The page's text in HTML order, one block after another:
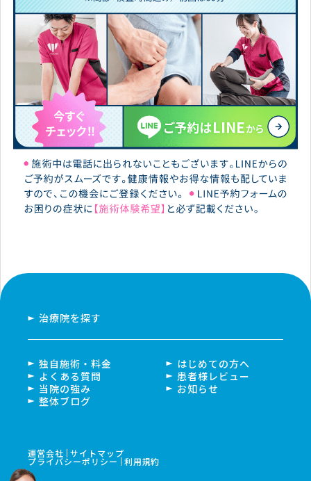
独自施術・料金
はじめての方へ
よくある質問
患者様レビュー
当院の強み
お知らせ
整体ブログ
治療院を探す
運営会社 サイトマップ
プライバシーポリシー 利用規約